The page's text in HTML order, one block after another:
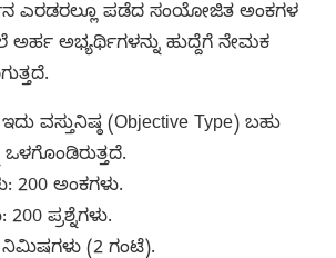
ಎರಡರಲ್ಲೂ ಪಡೆದ ಸಂಯೋಜಿತ ಅಂಕಗಳ
ಅಭ್ಯರ್ಥಿಗಳನ್ನು ಹುದ್ದೆಗೆ ನೇಮಕ
ಇದು ವಸ್ತುನಿಷ್ಠ (Objective Type) ಬಹು
200 ಅಂಕಗಳು.
200 ಪ್ರಶ್ನೆಗಳು.
(2 ಗಂಟೆ).